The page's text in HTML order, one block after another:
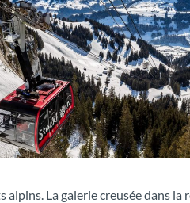
alpins. La galerie creusée dans la